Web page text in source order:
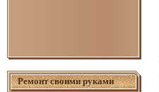
Ремонт своими руками